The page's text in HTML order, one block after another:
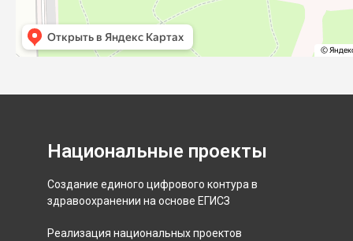
Национальные проекты
Создание единого цифрового контура в
здравоохранении на основе ЕГИСЗ
Реализация национальных проектов